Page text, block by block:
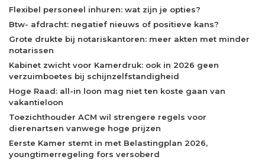
Flexibel personeel inhuren: wat zijn je opties?
Btw- afdracht: negatief nieuws of positieve kans?
Grote drukte bij notariskantoren: meer akten met minder
notarissen
Kabinet zwicht voor Kamerdruk: ook in 2026 geen
verzuimboetes bij schijnzelfstandigheid
Hoge Raad: all-in loon mag niet ten koste gaan van
vakantieloon
Toezichthouder ACM wil strengere regels voor
dierenartsen vanwege hoge prijzen
Eerste Kamer stemt in met Belastingplan 2026,
youngtimerregeling fors versoberd